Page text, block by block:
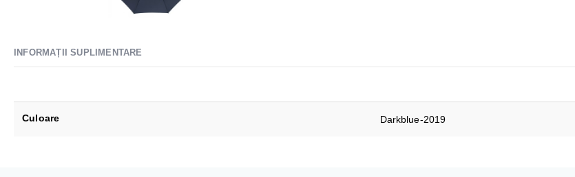
INFORMAȚII SUPLIMENTARE
Culoare Darkblue-2019